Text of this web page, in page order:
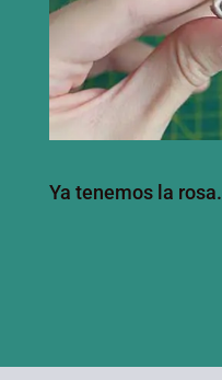
Ya tenemos la rosa.